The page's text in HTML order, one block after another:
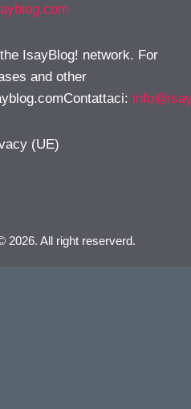
IsayBlog! network. For
and other
:
(UE)
2026. All right reserverd.